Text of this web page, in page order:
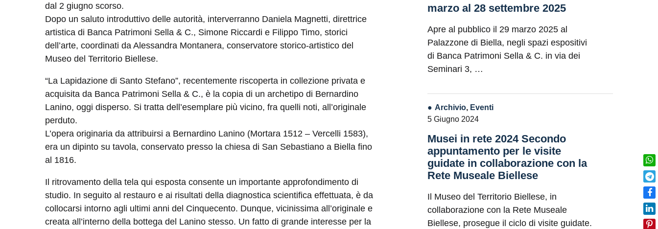
dal 2 giugno scorso.
Dopo un saluto introduttivo delle autorità, interverranno Daniela Magnetti, direttrice
artistica di Banca Patrimoni Sella & C., Simone Riccardi e Filippo Timo, storici
dell’arte, coordinati da Alessandra Montanera, conservatore storico-artistico del
Museo del Territorio Biellese.
“La Lapidazione di Santo Stefano”, recentemente riscoperta in collezione privata e
acquisita da Banca Patrimoni Sella & C., è la copia di un archetipo di Bernardino
Lanino, oggi disperso. Si tratta dell’esemplare più vicino, fra quelli noti, all’originale
perduto.
L’opera originaria da attribuirsi a Bernardino Lanino (Mortara 1512 – Vercelli 1583),
era un dipinto su tavola, conservato presso la chiesa di San Sebastiano a Biella fino
al 1816.
Il ritrovamento della tela qui esposta consente un importante approfondimento di
studio. In seguito al restauro e ai risultati della diagnostica scientifica effettuata, è da
collocarsi intorno agli ultimi anni del Cinquecento. Dunque, vicinissima all’originale e
creata all’interno della bottega del Lanino stesso. Un fatto di grande interesse per la
marzo al 28 settembre 2025
Apre al pubblico il 29 marzo 2025 al
Palazzone di Biella, negli spazi espositivi
di Banca Patrimoni Sella & C. in via dei
Seminari 3, …
Archivio, Eventi
5 Giugno 2024
Musei in rete 2024 Secondo
appuntamento per le visite
guidate in collaborazione con la
Rete Museale Biellese
Il Museo del Territorio Biellese, in
collaborazione con la Rete Museale
Biellese, prosegue il ciclo di visite guidate.